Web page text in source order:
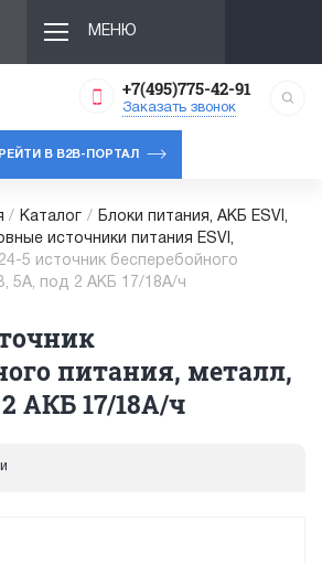
МЕНЮ
+7(495)775-42-91
Заказать звонок
В B2B-ПОРТАЛ
/ Каталог /
Блоки питания, АКБ ESVI,
источники питания ESVI,
5 источник бесперебойного
5А, под 2 АКБ 17/18А/ч
питания, металл,
АКБ 17/18А/ч